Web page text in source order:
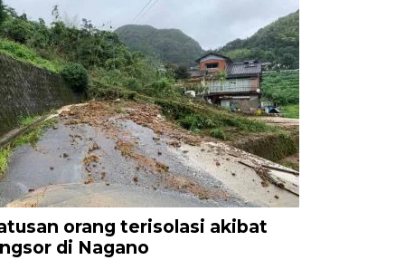
orang terisolasi akibat
di Nagano